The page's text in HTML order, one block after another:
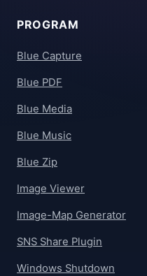
PROGRAM
Blue Capture
Blue PDF
Blue Media
Blue Music
Blue Zip
Image Viewer
Image-Map Generator
SNS Share Plugin
Windows Shutdown